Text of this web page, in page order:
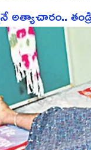
అత్యాచారం..